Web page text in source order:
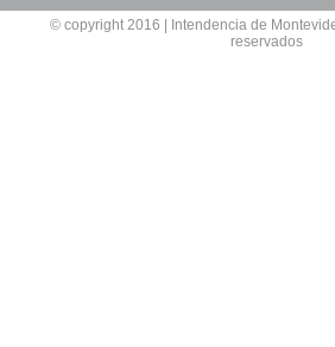
© copyright 2016 | Intendencia de
reservados